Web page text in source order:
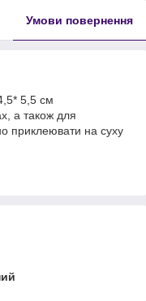
Умови повернення
5,5 см
а також для
приклеювати на суху